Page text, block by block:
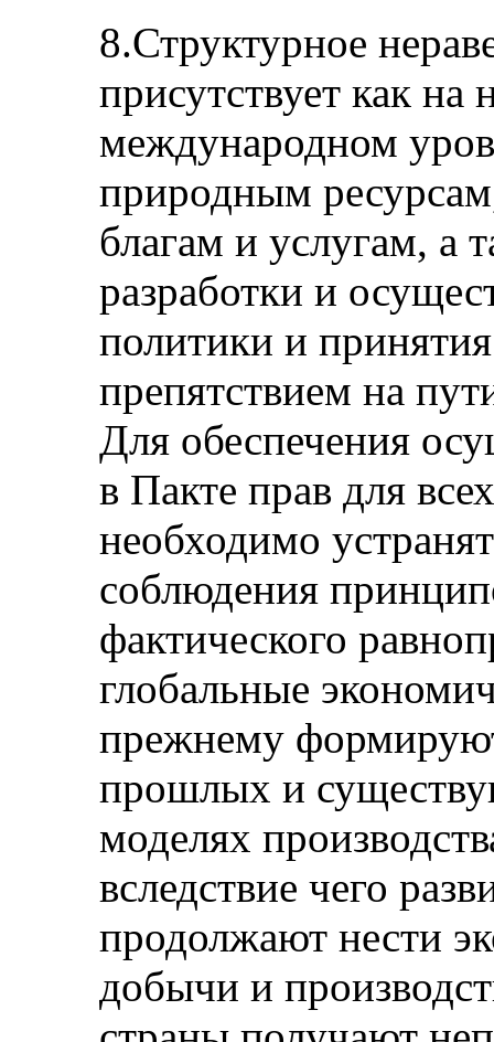
8.Структурное
присутствует как
международном
природным
благам и услугам, а
разработки и
политики и
препятствием на
Для обеспечения
в Пакте прав для
необходимо
соблюдения
фактического
глобальные
прежнему
прошлых и
моделях
вследствие чего
продолжают нести
добычи и